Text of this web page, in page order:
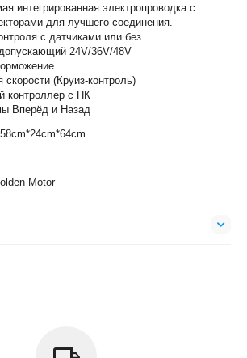
интегрированная электропроводка с
для лучшего соединения.
с датчиками или без.
24V/36V/48V
(Круиз-контроль)
контроллер с ПК
Вперёд и Назад
Motor